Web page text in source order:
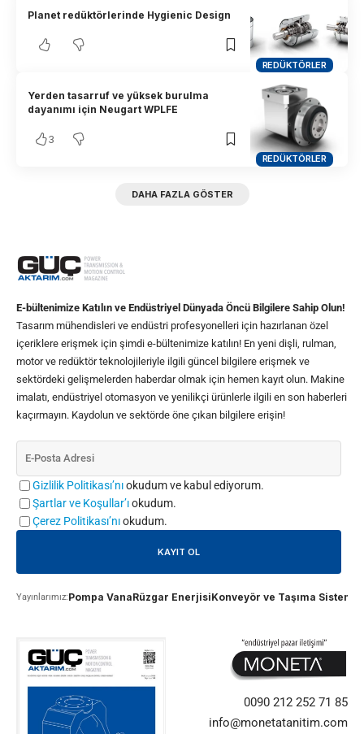
REDÜKTÖRLER
Planet redüktörlerinde Hygienic Design
REDÜKTÖRLER
Yerden tasarruf ve yüksek burulma
dayanımı için Neugart WPLFE
3
DAHA FAZLA GÖSTER
E-bültenimize Katılın ve Endüstriyel Dünyada Öncü Bilgilere Sahip Olun!
Tasarım mühendisleri ve endüstri profesyonelleri için hazırlanan özel
içeriklere erişmek için şimdi e-bültenimize katılın! En yeni dişli, rulman,
motor ve redüktör teknolojileriyle ilgili güncel bilgilere erişmek ve
sektördeki gelişmelerden haberdar olmak için hemen kayıt olun. Makine
imalatı, endüstriyel otomasyon ve yenilikçi ürünlerle ilgili en son haberleri
kaçırmayın. Kaydolun ve sektörde öne çıkan bilgilere erişin!
Gizlilik Politikası’nıokudum ve kabul ediyorum.
Şartlar ve Koşullar’ıokudum.
Çerez Politikası’nıokudum.
Yayınlarımız:Pompa VanaRüzgar EnerjisiKonveyör ve Taşıma
0090 212 252 71 85
info@monetatanitim.com